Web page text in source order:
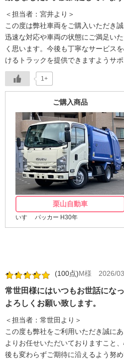
＜担当者：宮井より＞
この度は弊社車両をご購入いただき
迅速な対応や車両の状態にご満足い
く思います。今後も丁寧なサービス
けるトラックを提供できますようサポ
1+
ご購入商品
栗山自動車
いすゞ パッカー H30年
(100点)M様 2026/
常世田様にはいつもお世話にな
よろしくお願い致します。
＜担当者：常世田より＞
この度も弊社をご利用いただき誠に
よりお任せいただいておりますこと
後も変わらずご期待に沿えるよう努